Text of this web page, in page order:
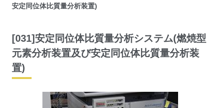
安定同位体比質量分析装置)
[031]安定同位体比質量分析システム(燃焼型
元素分析装置及び安定同位体比質量分析装
置)